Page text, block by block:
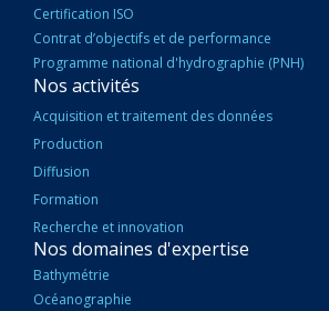
Certification ISO
Contrat d’objectifs et de performance
Programme national d'hydrographie (PNH)
Nos activités
Acquisition et traitement des données
Production
Diffusion
Formation
Recherche et innovation
Nos domaines d'expertise
Bathymétrie
Océanographie